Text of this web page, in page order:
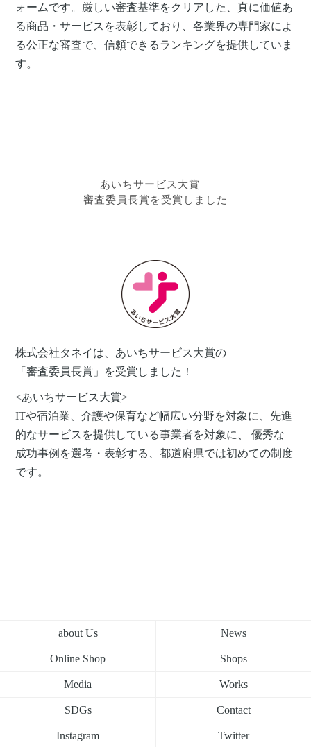
ォームです。厳しい​審査基準を​クリアした、真に​価値あ
る​商品・サービスを​表彰しており、各業界の​専門家に​よ
る​公正な​審査で、信頼できるランキングを​提供していま
す。
あいちサービス大賞
審査委員長賞を受賞しました
株式会社タネイは、あいちサービス大賞の
「審査委員長賞」を受賞しました！
<あいちサービス大賞>
ITや宿泊業、介護や保育など幅広い分野を対象に、先進
的なサービスを提供している事業者を対象に、 優秀な
成功事例を選考・表彰する、都道府県では初めての制度
です。
about Us News
Online Shop Shops
Media Works
SDGs Contact
Instagram Twitter